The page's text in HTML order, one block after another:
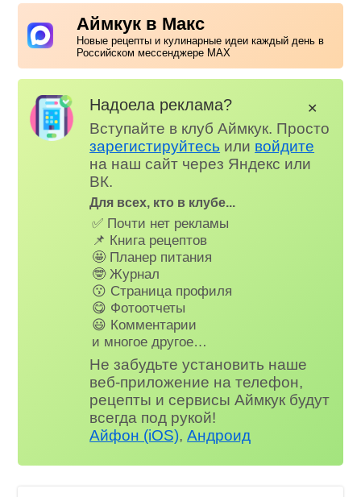
Аймкук в Макс
Новые рецепты и кулинарные идеи каждый день в
Российском мессенджере MAX
Надоела реклама?
Вступайте в клуб Аймкук. Просто
зарегистируйтесь или войдите
на наш сайт через Яндекс или
ВК.
Для всех, кто в клубе...
✅ Почти нет рекламы
📌 Книга рецептов
🤩 Планер питания
🤓 Журнал
😗 Страница профиля
😋 Фотоотчеты
😃 Комментарии
и многое другое…
Не забудьте установить наше
веб-приложение на телефон,
рецепты и сервисы Аймкук будут
всегда под рукой!
Айфон (iOS),Андроид
✕